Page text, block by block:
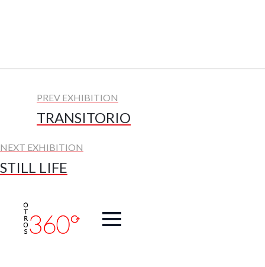
PREV EXHIBITION
TRANSITORIO
NEXT EXHIBITION
STILL LIFE